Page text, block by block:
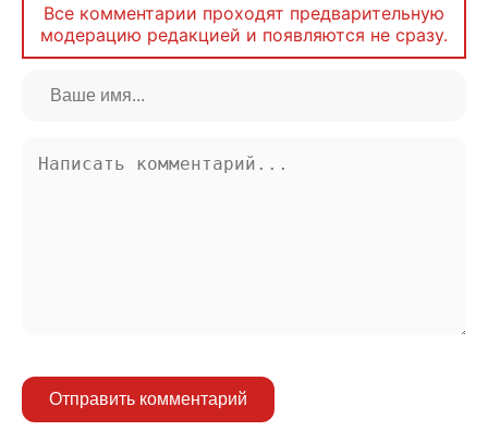
Все комментарии проходят предварительную
модерацию редакцией и появляются не сразу.
Отправить комментарий